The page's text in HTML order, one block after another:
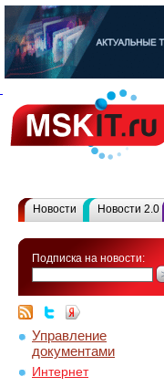
Новости Новости 2.0
Подписка на новости:
Управление
документами
Интернет